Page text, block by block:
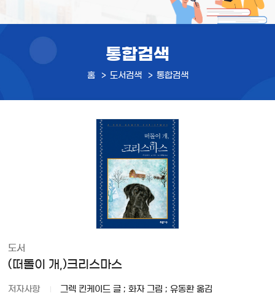
통합검색
홈 도서검색 통합검색
도서
(떠돌이 개,)크리스마스
저자사항 그렉 킨케이드 글 ; 화자 그림 ; 유동환 옮김